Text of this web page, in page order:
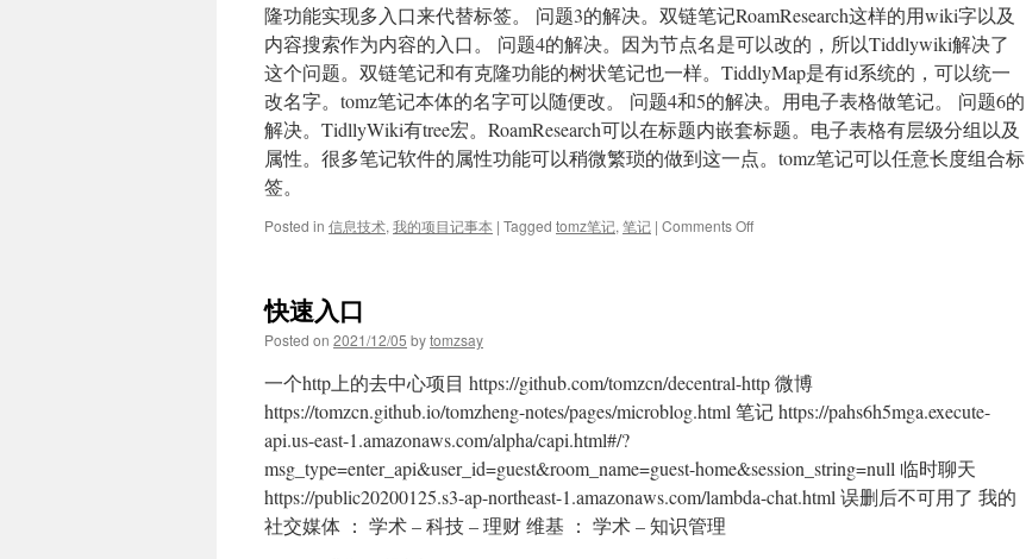
隆功能实现多入口来代替标签。 问题3的解决。双链笔记RoamResearch这样的用wiki字以及
内容搜索作为内容的入口。 问题4的解决。因为节点名是可以改的，所以Tiddlywiki解决了
这个问题。双链笔记和有克隆功能的树状笔记也一样。TiddlyMap是有id系统的，可以统一
改名字。tomz笔记本体的名字可以随便改。 问题4和5的解决。用电子表格做笔记。 问题6的
解决。TidllyWiki有tree宏。RoamResearch可以在标题内嵌套标题。电子表格有层级分组以及
属性。很多笔记软件的属性功能可以稍微繁琐的做到这一点。tomz笔记可以任意长度组合标
签。
Posted in 信息技术, 我的项目记事本 | Tagged tomz笔记, 笔记 | Comments Offon
快速入口
Posted on 2021/12/05 bytomzsay
一个http上的去中心项目 https://github.com/tomzcn/decentral-http 微博
https://tomzcn.github.io/tomzheng-notes/pages/microblog.html 笔记 https://pahs6h5mga.execute-
api.us-east-1.amazonaws.com/alpha/capi.html#/?
msg_type=enter_api&user_id=guest&room_name=guest-home&session_string=null 临时聊天
https://public20200125.s3-ap-northeast-1.amazonaws.com/lambda-chat.html 误删后不可用了 我的
社交媒体 ： 学术 – 科技 – 理财 维基 ： 学术 – 知识管理